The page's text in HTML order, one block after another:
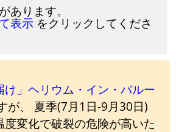
あります。
表示 をクリックしてくださ
け」ヘリウム・イン・バルー
が、 夏季(7月1日-9月30日)
度変化で破裂の危険が高いた